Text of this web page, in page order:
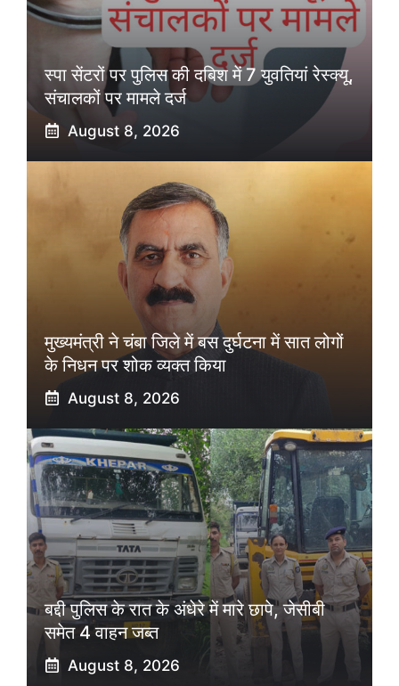
स्पा सेंटरों पर पुलिस की दबिश में 7 युवतियां रेस्क्यू,
संचालकों पर मामले दर्ज
August 8, 2026
मुख्यमंत्री ने चंबा जिले में बस दुर्घटना में सात लोगों
के निधन पर शोक व्यक्त किया
August 8, 2026
बद्दी पुलिस के रात के अंधेरे में मारे छापे, जेसीबी
समेत 4 वाहन जब्त
August 8, 2026